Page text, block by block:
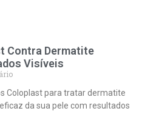
Contra Dermatite
Visíveis
Coloplast para tratar dermatite
da sua pele com resultados